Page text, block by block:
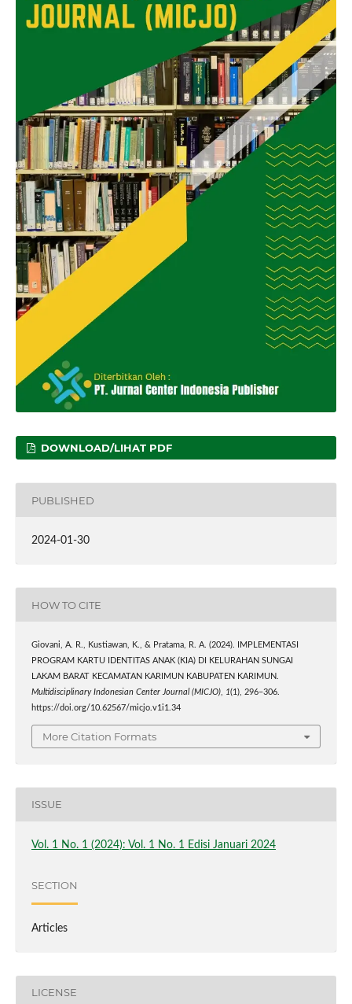
DOWNLOAD/LIHAT PDF
PUBLISHED
2024-01-30
HOW TO CITE
Giovani, A. R., Kustiawan, K., & Pratama, R. A. (2024). IMPLEMENTASI
PROGRAM KARTU IDENTITAS ANAK (KIA) DI KELURAHAN SUNGAI
LAKAM BARAT KECAMATAN KARIMUN KABUPATEN KARIMUN.
Multidisciplinary Indonesian Center Journal (MICJO), 1(1), 296–306.
https://doi.org/10.62567/micjo.v1i1.34
More Citation Formats
ISSUE
Vol. 1 No. 1 (2024): Vol. 1 No. 1 Edisi Januari 2024
SECTION
Articles
LICENSE